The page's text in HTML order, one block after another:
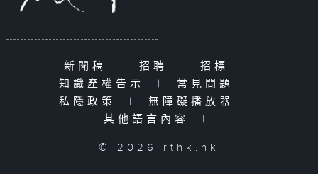
新聞稿 | 招聘 | 招標
|
知識產權告示
| 常見問題
|
私隱政策
| 無障礙播放器
|
其他語言內容
|
© 2026 rthk.hk